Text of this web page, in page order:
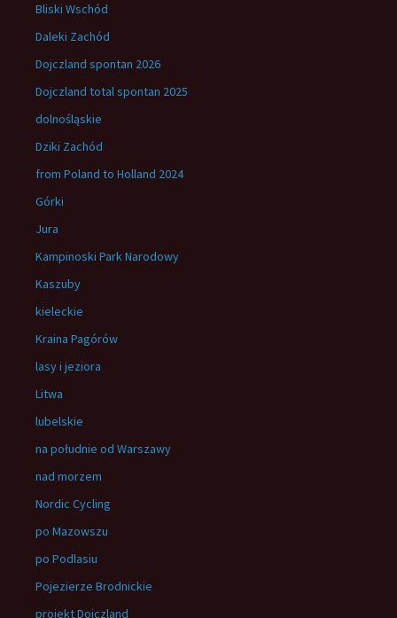
Bliski Wschód
Daleki Zachód
Dojczland spontan 2026
Dojczland total spontan 2025
dolnośląskie
Dziki Zachód
from Poland to Holland 2024
Górki
Jura
Kampinoski Park Narodowy
Kaszuby
kieleckie
Kraina Pagórów
lasy i jeziora
Litwa
lubelskie
na południe od Warszawy
nad morzem
Nordic Cycling
po Mazowszu
po Podlasiu
Pojezierze Brodnickie
projekt Dojczland